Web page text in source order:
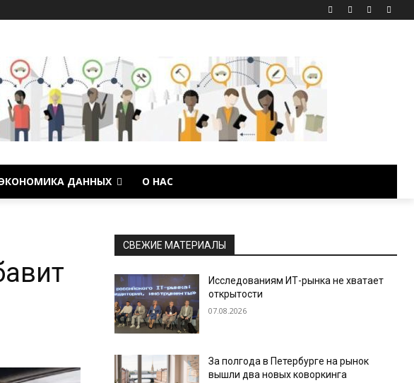
ДАННЫХ О НАС
СВЕЖИЕ МАТЕРИАЛЫ
Исследованиям ИТ-рынка не хватает
открытости
07.08.2026
За полгода в Петербурге на рынок
вышли два новых коворкинга